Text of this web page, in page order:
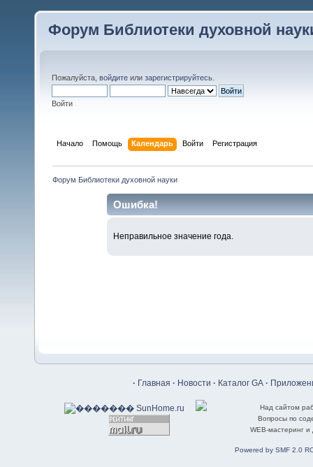
Форум Библиотеки духовной
Пожалуйста, войдите или зарегистрируйтесь
Войти
Начало Помощь Календарь Войти Регистрация
Форум Библиотеки духовной науки
Ошибка!
Неправильное значение года.
· Главная · Новости · Каталог GA ·
Над сайтом
Вопросы по
WEB-мастеринг
Powered by SMF 2.0